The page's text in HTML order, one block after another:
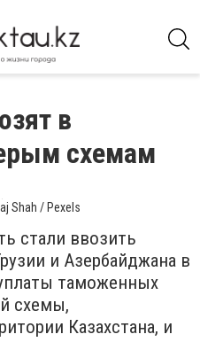
в
схемам
Shah / Pexels
стали ввозить
и Азербайджана в
таможенных
схемы,
Казахстана, и